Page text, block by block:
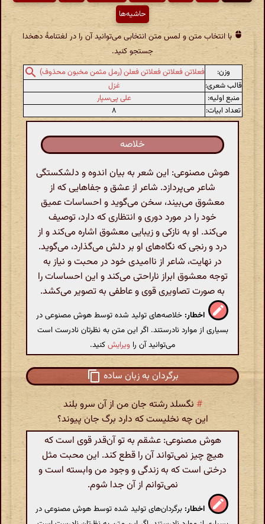
حاشیه‌ها
با انتخاب متن و لمس متن انتخابی می‌توانید آن را در لغتنامهٔ دهخدا
جستجو کنید.
وزن:
فعلاتن فعلاتن فعلاتن فعلن (رمل مثمن مخبون محذوف)
قالب شعری:
غزل
منبع اولیه:
علی پی‌سپار
تعداد ابیات:
۸
خلاصه
هوش مصنوعی: این شعر به بیان اندوه و دلشکستگی
شاعر می‌پردازد. شاعر از عشق و جفاهایی که از
معشوق می‌بیند، سخن می‌گوید و احساسات عمیق
خود را در مورد دوری و انتظاری که دارد، توصیف
می‌کند. او به نازکی و زیبایی معشوق اشاره می‌کند و از
درد و رنجی که نگاه‌های او بر دلش می‌گذارد، می‌گوید.
در نهایت، شاعر از ناامیدی خود در محبت و نیاز به
توجه معشوق ابراز ناراحتی می‌کند و این احساسات را
به صورت تصاویری قوی و عاطفی به تصویر می‌کشد.
اخطار: خلاصه‌های تولید شده توسط هوش مصنوعی در
بسیاری از موارد نادرستند. اگر این متن به نظرتان نادرست است
می‌توانید آن را ویرایشکنید.
برگردان به زبان ساده
# نگسلد رشته جان من از آن سرو بلند
این چه نخلیست که دارد برگ جان پیوند؟
هوش مصنوعی: عشقم به تو آن‌قدر قوی است که
هیچ چیز نمی‌تواند آن را قطع کند. این محبت مثل
درختی است که به زندگی و وجود من وابسته است و
نمی‌توانم از آن جدا شوم.
اخطار: برگردان‌های تولید شده توسط هوش مصنوعی در